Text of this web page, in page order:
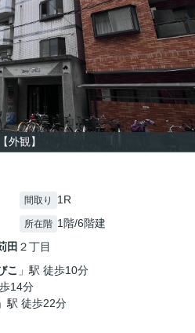
【外観】
間取り 1R
所在階 1階/6階建
田 ２丁目
こ 」駅 徒歩10分
14分
」駅 徒歩22分